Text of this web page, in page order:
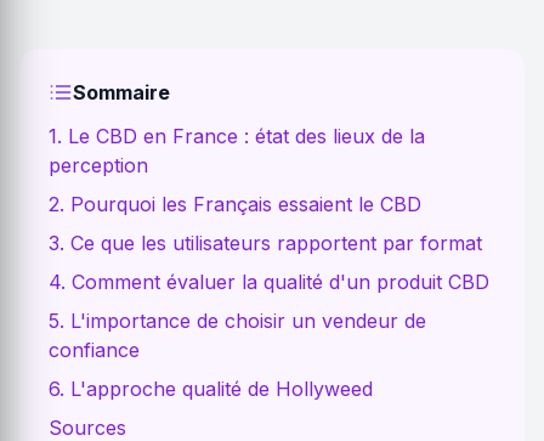
Sommaire
1. Le CBD en France : état des lieux de la
perception
2. Pourquoi les Français essaient le CBD
3. Ce que les utilisateurs rapportent par format
4. Comment évaluer la qualité d'un produit CBD
5. L'importance de choisir un vendeur de
confiance
6. L'approche qualité de Hollyweed
Sources